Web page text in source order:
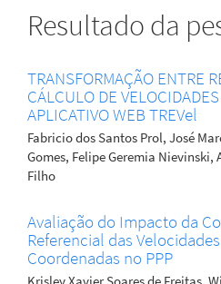
Resultado da
TRANSFORMAÇÃO ENTRE
CÁLCULO DE
APLICATIVO WEB TREVel
Fabricio dos Santos Prol, José
Gomes, Felipe Geremia
Filho
Avaliação do Impacto da
Referencial das
Coordenadas no PPP